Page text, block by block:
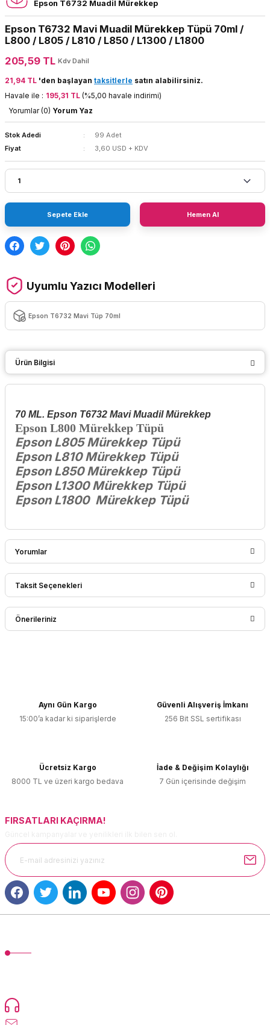
Epson T6732 Muadil Mürekkep
Epson T6732 Mavi Muadil Mürekkep Tüpü 70ml /
L800 / L805 / L810 / L850 / L1300 / L1800
205,59 TL Kdv Dahil
21,94 TL 'den başlayan taksitlerle satın alabilirsiniz.
Havale ile : 195,31 TL (%5,00 havale indirimi)
Yorumlar (0) Yorum Yaz
Stok Adedi
99 Adet
Fiyat
3,60 USD + KDV
Sepete Ekle Hemen Al
Uyumlu Yazıcı Modelleri
Epson T6732 Mavi Tüp 70ml
Ürün Bilgisi
70 ML. Epson T6732 Mavi Muadil Mürekkep
Epson L800 Mürekkep Tüpü
Epson L805 Mürekkep Tüpü
Epson L810 Mürekkep Tüpü
Epson L850 Mürekkep Tüpü
Epson L1300 Mürekkep Tüpü
Epson L1800 Mürekkep Tüpü
Yorumlar
Bu ürüne ilk yorumu siz yapın!
Taksit Seçenekleri
Önerileriniz
Ürün resmi kalitesiz, bozuk veya görüntülenemiyor.
Ürün fiyatı diğer sitelerden daha pahalı.
Bu ürüne benzer farklı alternatifler olmalı.
Aynı Gün Kargo
15:00’a kadar ki siparişlerde
Güvenli Alışveriş İmkanı
256 Bit SSL sertifikası
Ücretsiz Kargo
8000 TL ve üzeri kargo bedava
İade & Değişim Kolaylığı
7 Gün içerisinde değişim
FIRSATLARI KAÇIRMA!